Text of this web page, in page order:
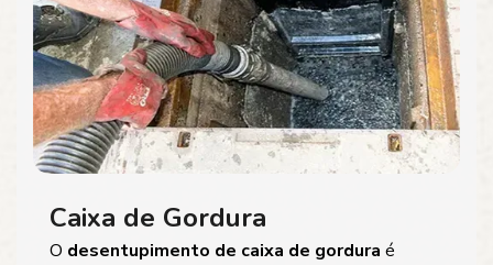
Caixa de Gordura
O desentupimento de caixa de gordura é